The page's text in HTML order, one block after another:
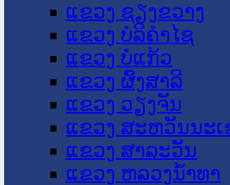
ແຂວງ ຊຽງຂວາງ
ແຂວງ ບໍລິຄໍາໄຊ
ແຂວງ ບໍ່ແກ້ວ
ແຂວງ ຜົ້ງສາລີ
ແຂວງ ວຽງຈັນ
ແຂວງ ສະຫວັນນະ
ແຂວງ ສາລະວັນ
ແຂວງ ຫລວງນໍ້າທາ